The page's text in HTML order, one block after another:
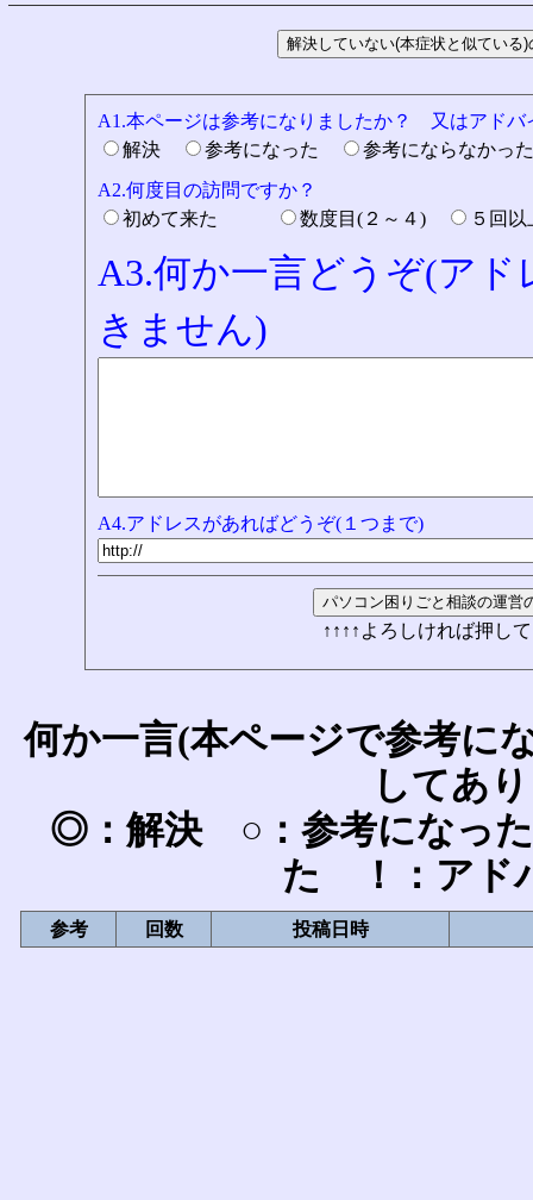
A1.本ページは参考になりましたか？ 又はアドバ
解決
参考になった
参考にならなか
A2.何度目の訪問ですか？
初めて来た
数度目(２～４) ５回
A3.何か一言どうぞ(ア
きません)
A4.アドレスがあればどうぞ(１つまで)
↑↑↑↑よろしければ押し
何か一言(本ページで参考に
してあ
◎：解決 ○：参考になっ
た ！：アド
参考 回数 投稿日時